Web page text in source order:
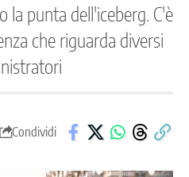
la punta dell'iceberg. C'è
che riguarda diversi
Condividi